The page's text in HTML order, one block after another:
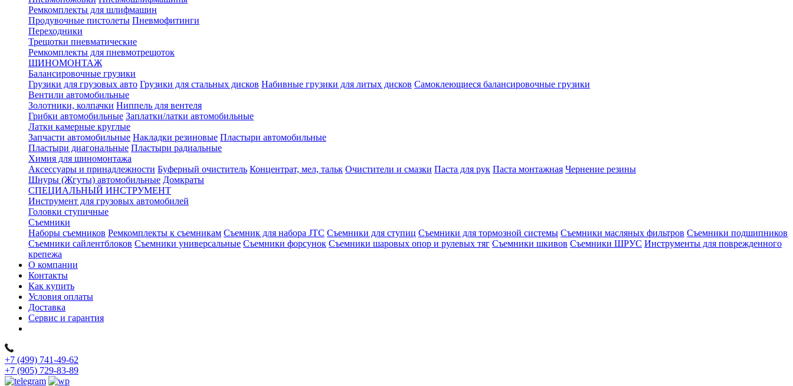
Ремкомплекты для шлифмашин
Продувочные пистолеты Пневмофитинги
Переходники
Трещотки пневматические
Ремкомплекты для пневмотрещоток
ШИНОМОНТАЖ
Балансировочные грузики
Грузики для грузовых авто Грузики для стальных дисков Набивные грузики для литых дисков Самоклеющиеся балансировочные грузики
Вентили автомобильные
Золотники, колпачки Ниппель для вентеля
Грибки автомобильные Заплатки/латки автомобильные
Латки камерные круглые
Запчасти автомобильные Накладки резиновые Пластыри автомобильные
Пластыри диагональные Пластыри радиальные
Химия для шиномонтажа
Аксессуары и принадлежности Буферный очиститель Концентрат, мел, тальк Очистители и смазки Паста для рук Паста монтажная Чернение резины
Шнуры (Жгуты) автомобильные Домкраты
СПЕЦИАЛЬНЫЙ ИНСТРУМЕНТ
Инструмент для грузовых автомобилей
Головки ступичные
Съемники
Наборы съемников Ремкомплекты к съемникам Съемник для набора JTC Съемники для ступиц Съемники для тормозной системы Съемники масляных фильтров Съемники подшипников
Съемники сайлентблоков Съемники универсальные Съемники форсунок Съемники шаровых опор и рулевых тяг Съемники шкивов Съемники ШРУС Инструменты для поврежденного
крепежа
О компании
Контакты
Как купить
Условия оплаты
Доставка
Сервис и гарантия
+7 (499) 741-49-62
+7 (905) 729-83-89